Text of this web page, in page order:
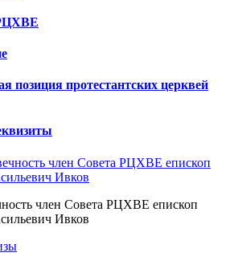
позиция протестантских церквей
член Совета РЦХВЕ епископ
Ивков